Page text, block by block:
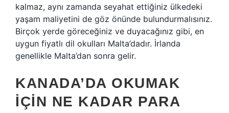
kalmaz, aynı zamanda seyahat ettiğiniz ülkedeki
yaşam maliyetini de göz önünde bulundurmalısınız.
Birçok yerde göreceğiniz ve duyacağınız gibi, en
uygun fiyatlı dil okulları Malta’dadır. İrlanda
genellikle Malta’dan sonra gelir.
KANADA’DA OKUMAK
IÇIN NE KADAR PARA